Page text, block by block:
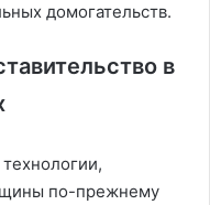
домогательств.
в
по-прежнему